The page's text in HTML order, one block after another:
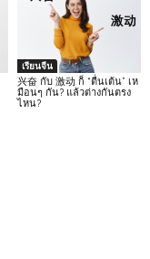
เรียนจีน
兴奋 กับ 激动 ก็ “ตื่นเต้น” เห
มือนๆ กัน? แล้วต่างกันตรง
ไหน?